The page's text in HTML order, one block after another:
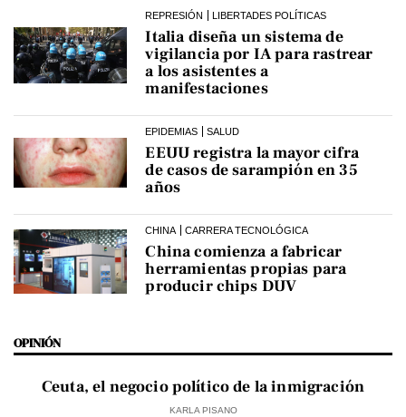
REPRESIÓN LIBERTADES POLÍTICAS
Italia diseña un sistema de
vigilancia por IA para rastrear
a los asistentes a
manifestaciones
EPIDEMIAS SALUD
EEUU registra la mayor cifra
de casos de sarampión en 35
años
CHINA CARRERA TECNOLÓGICA
China comienza a fabricar
herramientas propias para
producir chips DUV
OPINIÓN
Ceuta, el negocio político de la inmigración
KARLA PISANO